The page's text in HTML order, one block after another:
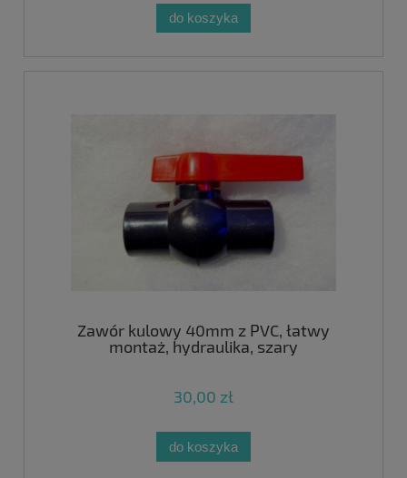
do koszyka
Zawór kulowy 40mm z PVC, łatwy
montaż, hydraulika, szary
30,00 zł
do koszyka